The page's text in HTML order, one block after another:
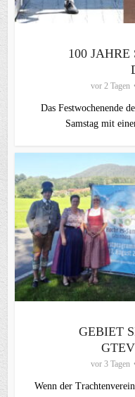
100 JAHRE
vor 2 Tagen
Das Festwochenende
Samstag mit
GEBIET
vor 3 Tagen
Wenn der